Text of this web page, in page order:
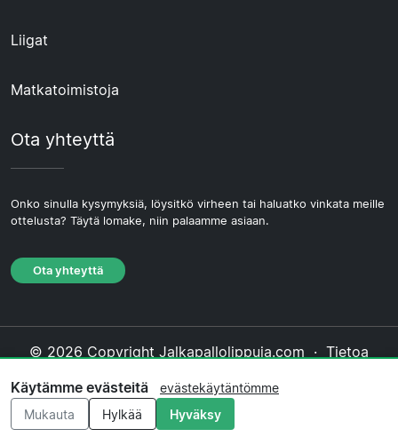
Liigat
Matkatoimistoja
Ota yhteyttä
Onko sinulla kysymyksiä, löysitkö virheen tai haluatko vinkata meille
ottelusta? Täytä lomake, niin palaamme asiaan.
Ota yhteyttä
© 2026 Copyright Jalkapallolippuja.com · Tietoa
Evästekäytäntö·Toimituksellinen käytäntö
Käytämme evästeitä
evästekäytäntömme
Mukauta
Hylkää Hyväksy